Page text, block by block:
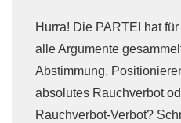
Hurra! Die PARTEI hat
alle Argumente
Abstimmung.
absolutes Rauchverbot
Rauchverbot-Verbot?